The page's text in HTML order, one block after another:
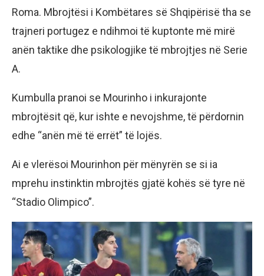
Roma. Mbrojtësi i Kombëtares së Shqipërisë tha se
trajneri portugez e ndihmoi të kuptonte më mirë
anën taktike dhe psikologjike të mbrojtjes në Serie
A.
Kumbulla pranoi se Mourinho i inkurajonte
mbrojtësit që, kur ishte e nevojshme, të përdornin
edhe “anën më të errët” të lojës.
Ai e vlerësoi Mourinhon për mënyrën se si ia
mprehu instinktin mbrojtës gjatë kohës së tyre në
“Stadio Olimpico”.